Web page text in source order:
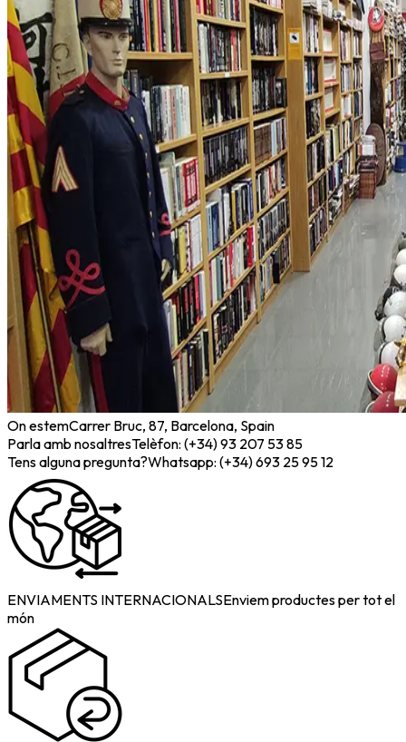
On estemCarrer Bruc, 87, Barcelona, Spain
Parla amb nosaltresTelèfon: (+34) 93 207 53 85
Tens alguna pregunta?Whatsapp: (+34) 693 25 95 12
ENVIAMENTS INTERNACIONALSEnviem productes per tot el
món